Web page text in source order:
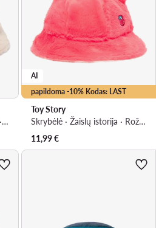
Skrybėlė · Mikė Pūkuotukas · Smėlio
papildoma -10% Kodas: LAST
AI
Toy Story
Skrybėlė · Žaislų istorija · Rožinė
11,99€